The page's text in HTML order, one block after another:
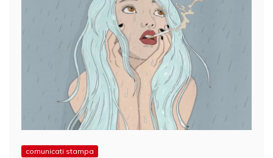
comunicati stampa